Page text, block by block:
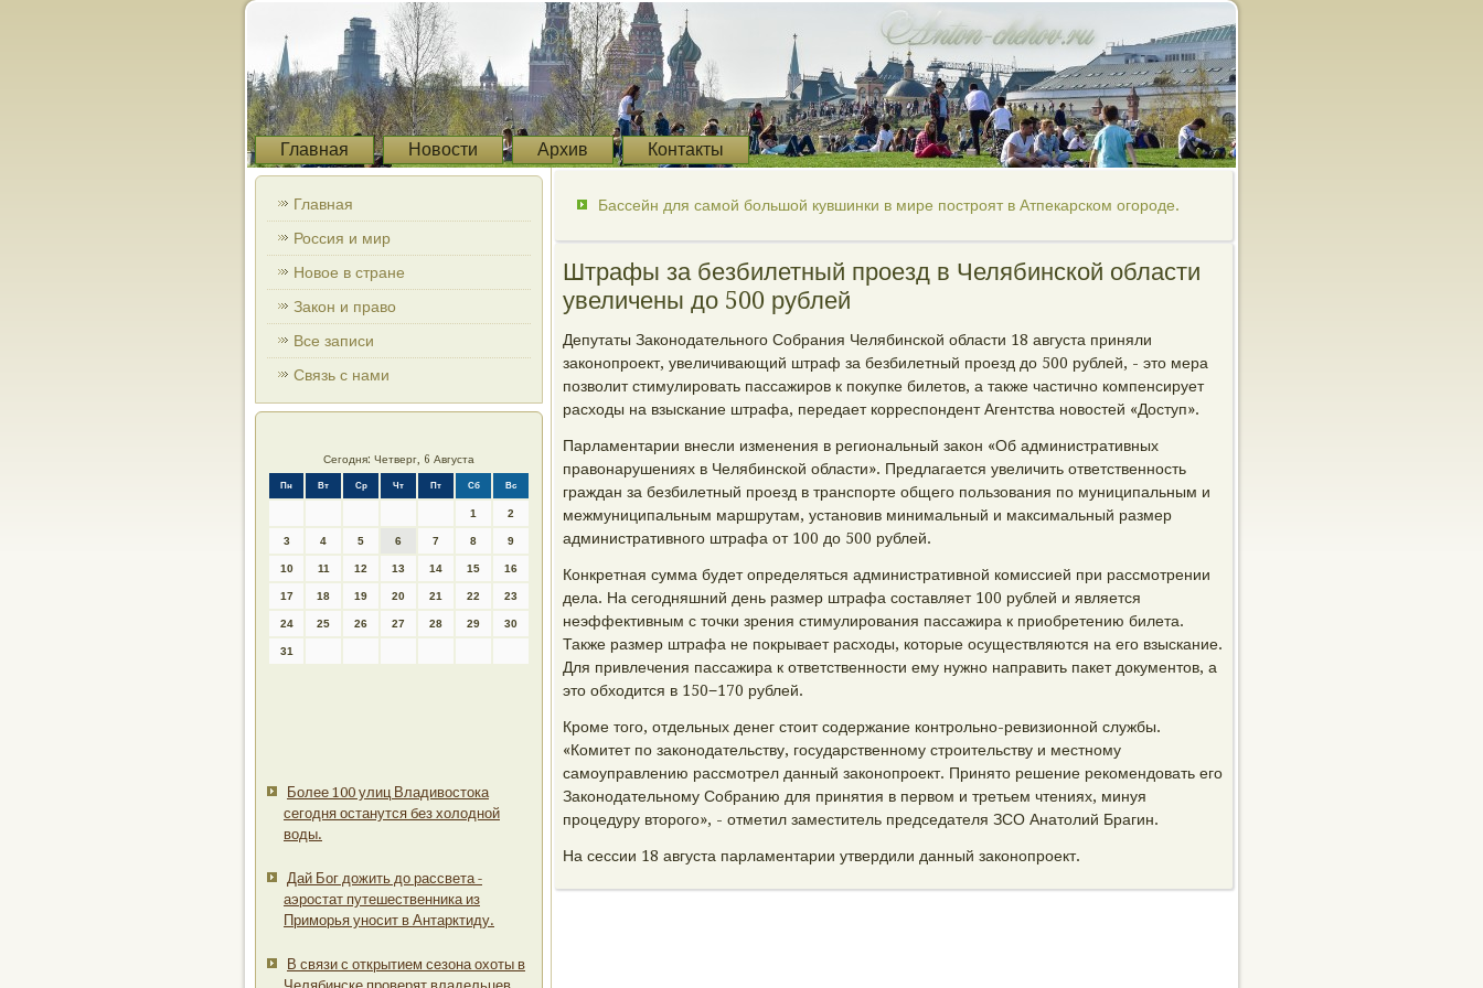
Главная Новости Архив Контакты
Главная
Россия и мир
Новое в стране
Закон и право
Все записи
Связь с нами
Сегодня: Четверг, 6 Августа
Пн Вт Ср Чт Пт Сб Вс
1 2
3 4 5 6 7 8 9
10 11 12 13 14 15 16
17 18 19 20 21 22 23
24 25 26 27 28 29 30
31
Более 100 улиц Владивостока
сегодня останутся без холодной
воды.
Дай Бог дожить до рассвета -
аэростат путешественника из
Приморья уносит в Антарктиду.
В связи с открытием сезона охоты в
Бассейн для самой большой кувшинки в мире построят в Атпекарском огороде.
Штрафы за безбилетный проезд в Челябинской области
увеличены до 500 рублей
Депутаты Законодательного Собрания Челябинской области 18 августа приняли
законопроект, увеличивающий штраф за безбилетный проезд до 500 рублей, - это мера
позволит стимулировать пассажиров к покупке билетов, а также частично компенсирует
расходы на взыскание штрафа, передает корреспондент Агентства новостей «Доступ».
Парламентарии внесли изменения в региональный закон «Об административных
правонарушениях в Челябинской области». Предлагается увеличить ответственность
граждан за безбилетный проезд в транспорте общего пользования по муниципальным и
межмуниципальным маршрутам, установив минимальный и максимальный размер
административного штрафа от 100 до 500 рублей.
Конкретная сумма будет определяться административной комиссией при рассмотрении
дела. На сегодняшний день размер штрафа составляет 100 рублей и является
неэффективным с точки зрения стимулирования пассажира к приобретению билета.
Также размер штрафа не покрывает расходы, которые осуществляются на его взыскание.
Для привлечения пассажира к ответственности ему нужно направить пакет документов, а
это обходится в 150−170 рублей.
Кроме того, отдельных денег стоит содержание контрольно-ревизионной службы.
«Комитет по законодательству, государственному строительству и местному
самоуправлению рассмотрел данный законопроект. Принято решение рекомендовать его
Законодательному Собранию для принятия в первом и третьем чтениях, минуя
процедуру второго», - отметил заместитель председателя ЗСО Анатолий Брагин.
На сессии 18 августа парламентарии утвердили данный законопроект.